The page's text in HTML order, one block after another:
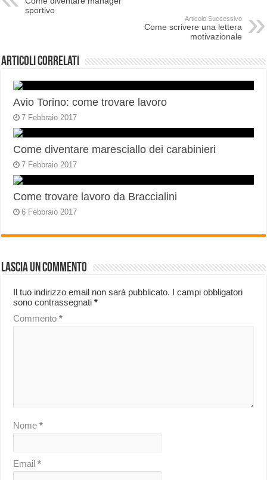
sportivo
Articolo Successivo
Come scrivere una lettera
motivazionale
Articoli correlati
Avio Torino: come trovare lavoro
7 Febbraio 2017
Come diventare maresciallo dei carabinieri
7 Febbraio 2017
Come trovare lavoro da Braccialini
6 Febbraio 2017
Lascia un commento
Il tuo indirizzo email non sarà pubblicato. I campi obbligatori
sono contrassegnati*
Commento*
Nome*
Email*